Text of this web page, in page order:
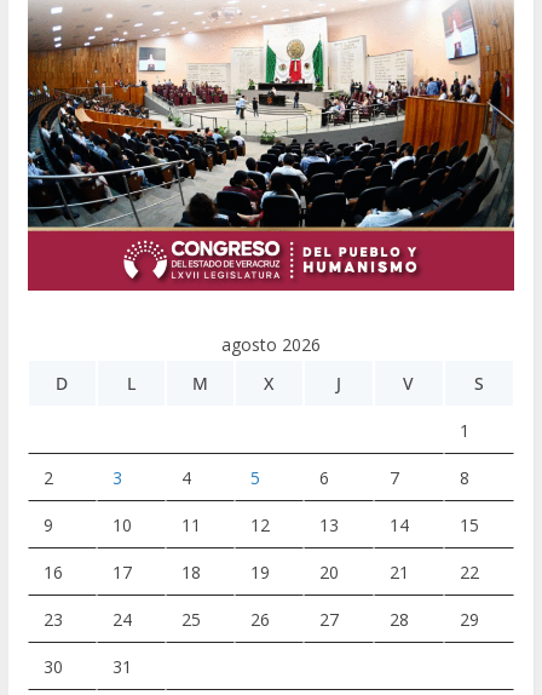
agosto 2026
D
L M X J V S
1
2 3 4 5 6 7 8
9 10 11 12 13 14 15
16 17 18 19 20 21 22
23 24 25 26 27 28 29
30 31